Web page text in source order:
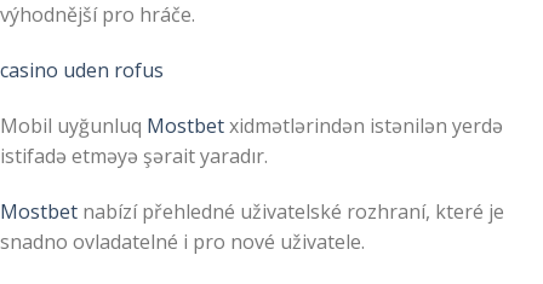
výhodnější pro hráče.
casino uden rofus
Mobil uyğunluq Mostbetxidmətlərindən istənilən yerdə
istifadə etməyə şərait yaradır.
Mostbet nabízí přehledné uživatelské rozhraní, které je
snadno ovladatelné i pro nové uživatele.